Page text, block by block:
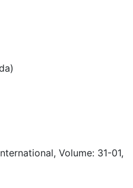
Volume: 31-01,